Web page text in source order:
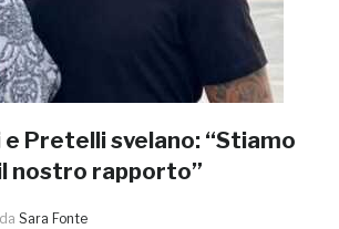
e Pretelli svelano: “Stiamo
nostro rapporto”
da Sara Fonte